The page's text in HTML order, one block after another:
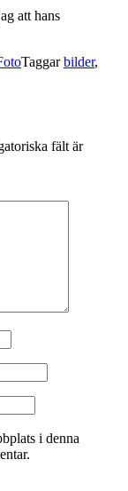
att hans
Taggarbilder,
fält är
i denna